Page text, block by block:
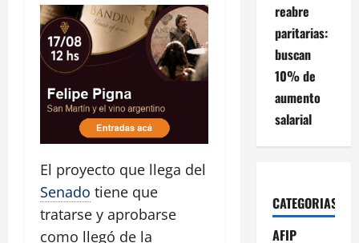
El proyecto que llega del
Senado tiene que
tratarse y aprobarse
como llegó de la
reabre
paritarias:
buscan
10% de
aumento
salarial
CATEGORIAS
AFIP